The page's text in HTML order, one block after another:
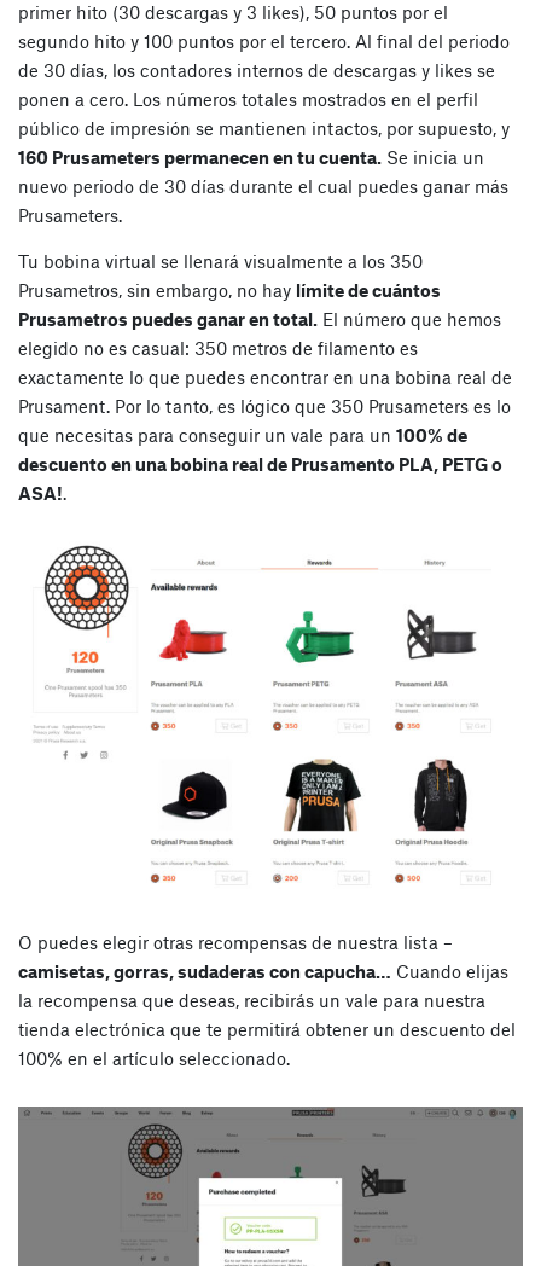
primer hito (30 descargas y 3 likes), 50 puntos por el
segundo hito y 100 puntos por el tercero. Al final del periodo
de 30 días, los contadores internos de descargas y likes se
ponen a cero. Los números totales mostrados en el perfil
público de impresión se mantienen intactos, por supuesto, y
160 Prusameters permanecen en tu cuenta. Se inicia un
nuevo periodo de 30 días durante el cual puedes ganar más
Prusameters.
Tu bobina virtual se llenará visualmente a los 350
Prusametros, sin embargo, no hay límite de cuántos
Prusametros puedes ganar en total. El número que hemos
elegido no es casual: 350 metros de filamento es
exactamente lo que puedes encontrar en una bobina real de
Prusament. Por lo tanto, es lógico que 350 Prusameters es lo
que necesitas para conseguir un vale para un 100% de
descuento en una bobina real de Prusamento PLA, PETG o
ASA!.
O puedes elegir otras recompensas de nuestra lista –
camisetas, gorras, sudaderas con capucha…
Cuando elijas
la recompensa que deseas, recibirás un vale para nuestra
tienda electrónica que te permitirá obtener un descuento del
100% en el artículo seleccionado.